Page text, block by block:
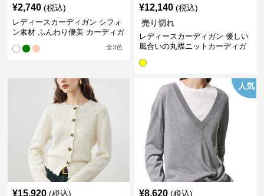
¥2,740 (税込)
レディースカーディガン シフォ
ン素材 ふんわり優美 カーディガ
全3色
¥12,140 (税込)
売り切れ
レディースカーディガン 優しい
風合いの丸襟ニットカーディガ
¥15,920 (税込)
人気
¥8,620 (税込)